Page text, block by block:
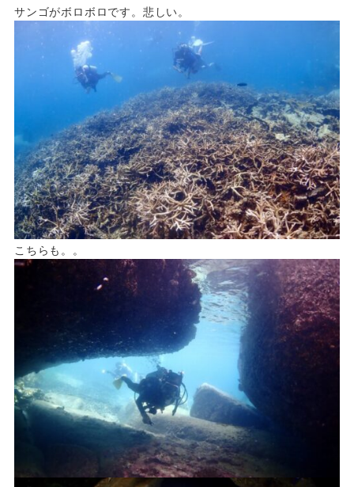
サンゴがボロボロです。悲しい。
こちらも。。